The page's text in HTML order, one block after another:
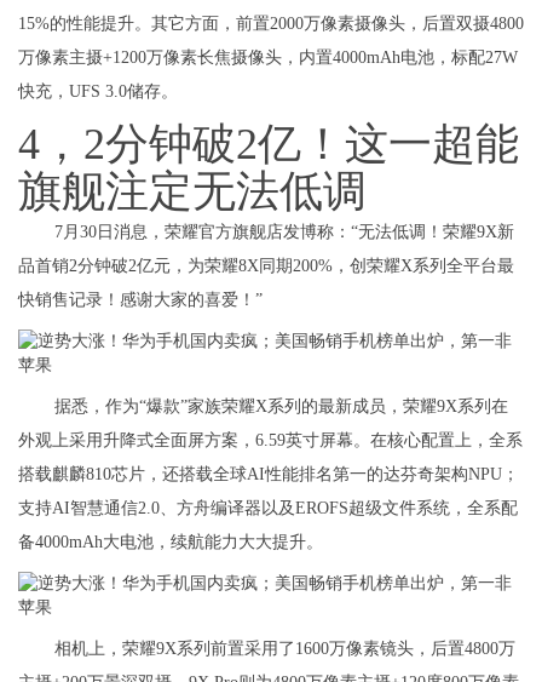
15%的性能提升。其它方面，前置2000万像素摄像头，后置双摄4800
万像素主摄+1200万像素长焦摄像头，内置4000mAh电池，标配27W
快充，UFS 3.0储存。
4，2分钟破2亿！这一超能
旗舰注定无法低调
7月30日消息，荣耀官方旗舰店发博称：“无法低调！荣耀9X新
品首销2分钟破2亿元，为荣耀8X同期200%，创荣耀X系列全平台最
快销售记录！感谢大家的喜爱！”
据悉，作为“爆款”家族荣耀X系列的最新成员，荣耀9X系列在
外观上采用升降式全面屏方案，6.59英寸屏幕。在核心配置上，全系
搭载麒麟810芯片，还搭载全球AI性能排名第一的达芬奇架构NPU；
支持AI智慧通信2.0、方舟编译器以及EROFS超级文件系统，全系配
备4000mAh大电池，续航能力大大提升。
相机上，荣耀9X系列前置采用了1600万像素镜头，后置4800万